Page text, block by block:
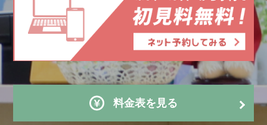
料金表を見る